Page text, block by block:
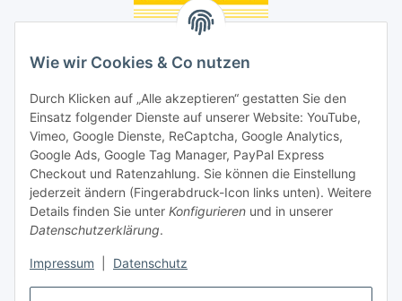
Wie wir Cookies & Co nutzen
Durch Klicken auf „Alle akzeptieren“ gestatten Sie den
Einsatz folgender Dienste auf unserer Website: YouTube,
Vimeo, Google Dienste, ReCaptcha, Google Analytics,
Google Ads, Google Tag Manager, PayPal Express
Checkout und Ratenzahlung. Sie können die Einstellung
jederzeit ändern (Fingerabdruck-Icon links unten). Weitere
Details finden Sie unter Konfigurieren und in unserer
Datenschutzerklärung.
Impressum Datenschutz
Social Media
Unsere Dienstleistungen
Lampenreparatur
Lichtservice für Senioren
Vertrag widerrufen